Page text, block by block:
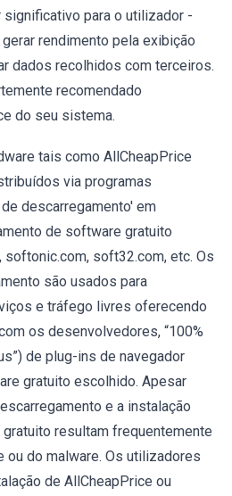
para o utilizador -
rendimento pela exibição
dados recolhidos com terceiros.
recomendado
do seu sistema.
tais como AllCheapPrice
via programas
descarregamento' em
de software gratuito
softonic.com, soft32.com, etc. Os
são usados para
e tráfego livres oferecendo
os desenvolvedores, “100%
de plug-ins de navegador
gratuito escolhido. Apesar
e a instalação
resultam frequentemente
ou do malware. Os utilizadores
de AllCheapPrice ou